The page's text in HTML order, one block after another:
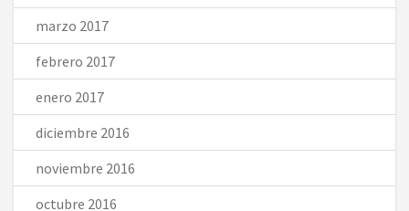
marzo 2017
febrero 2017
enero 2017
diciembre 2016
noviembre 2016
octubre 2016